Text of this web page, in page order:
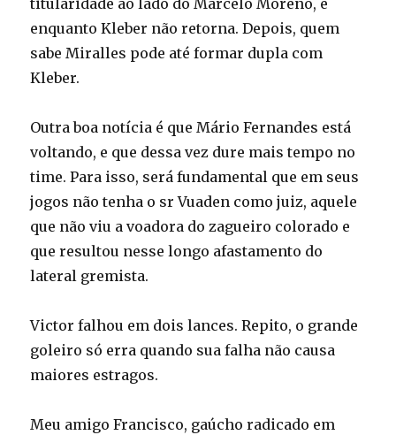
titularidade ao lado do Marcelo Moreno, e
enquanto Kleber não retorna. Depois, quem
sabe Miralles pode até formar dupla com
Kleber.
Outra boa notícia é que Mário Fernandes está
voltando, e que dessa vez dure mais tempo no
time. Para isso, será fundamental que em seus
jogos não tenha o sr Vuaden como juiz, aquele
que não viu a voadora do zagueiro colorado e
que resultou nesse longo afastamento do
lateral gremista.
Victor falhou em dois lances. Repito, o grande
goleiro só erra quando sua falha não causa
maiores estragos.
Meu amigo Francisco, gaúcho radicado em